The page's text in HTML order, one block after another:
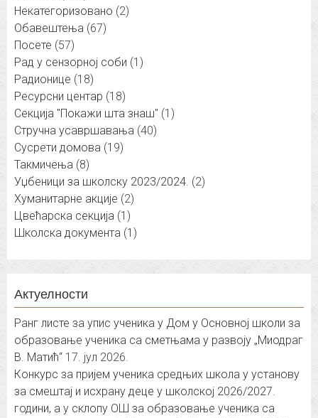
Некатегоризовано (2)
Обавештења (67)
Посете (57)
Рад у сензорној соби (1)
Радионице (18)
Ресурсни центар (18)
Секција "Покажи шта знаш" (1)
Стручна усавршавања (40)
Сусрети домова (19)
Такмичења (8)
Уџбеници за школску 2023/2024. (2)
Хуманитарне акције (2)
Цвећарска секција (1)
Школска документа (1)
Актуелности
Ранг листе за упис ученика у Дом у Основној школи за
образовање ученика са сметњама у развоју „Миодраг
В. Матић“ 17. јул 2026.
Конкурс за пријем ученика средњих школа у установу
за смештај и исхрану деце у школској 2026/2027.
години, а у склопу ОШ за образовање ученика са